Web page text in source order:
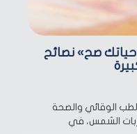
صح» نصائح
الوقائي والصحة
الشمس، في